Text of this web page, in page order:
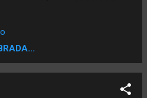
(Origina...
Racionais em Juri Racional
Meter - Cissy Strut....as duas
Baixa ae! Creditos Total